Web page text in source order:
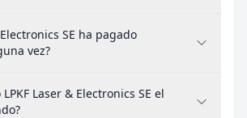
Electronics SE ha pagado
vez?
Laser & Electronics SE el